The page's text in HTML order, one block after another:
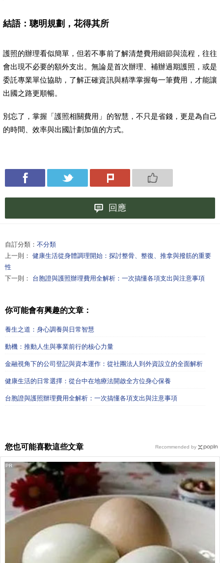
結語：聰明規劃，花得其所
護照的辦理看似簡單，但若不事前了解清楚費用細節與流程，往往
會出現不必要的額外支出。無論是首次辦理、補辦過期護照，或是
委託專業單位協助，了解正確資訊與精準掌握每一筆費用，才能讓
出國之路更順暢。
別忘了，掌握「護照相關費用」的智慧，不只是省錢，更是為自己
的時間、效率與出國計劃加值的方式。
回應
自訂分類： 不分類
上一則： 健康生活從身體調理開始：探討整骨、整復、推拿與撥筋的重要
性
下一則： 台胞證與護照辦理費用全解析：一次搞懂各項支出與注意事項
你可能會有興趣的文章：
養生之道：身心調養與日常智慧
動機：推動人生與事業前行的核心力量
金融視角下的公司登記與資本運作：從社團法人到外資設立的全面解析
健康生活的日常選擇：從台中在地療法開啟全方位身心保養
台胞證與護照辦理費用全解析：一次搞懂各項支出與注意事項
您也可能喜歡這些文章
PR
Recommended by